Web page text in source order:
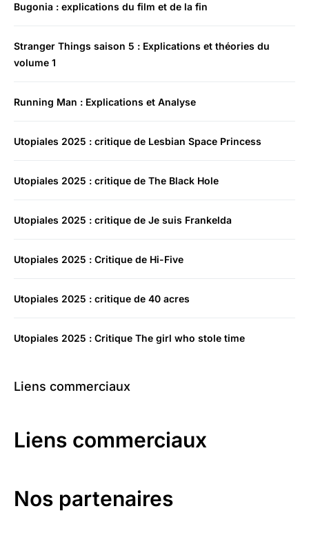
Bugonia : explications du film et de la fin
Stranger Things saison 5 : Explications et théories du
volume 1
Running Man : Explications et Analyse
Utopiales 2025 : critique de Lesbian Space Princess
Utopiales 2025 : critique de The Black Hole
Utopiales 2025 : critique de Je suis Frankelda
Utopiales 2025 : Critique de Hi-Five
Utopiales 2025 : critique de 40 acres
Utopiales 2025 : Critique The girl who stole time
Liens commerciaux
Liens commerciaux
Nos partenaires